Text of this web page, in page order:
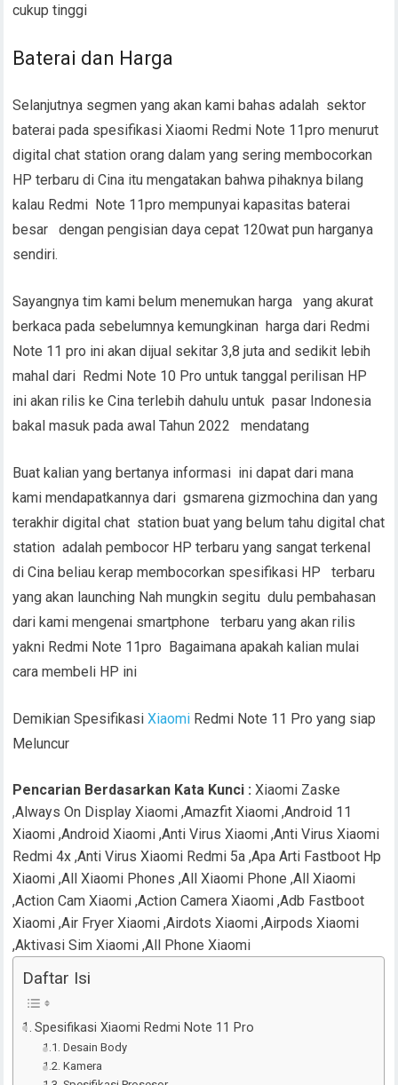
cukup tinggi
Baterai dan Harga
Selanjutnya segmen yang akan kami bahas adalah sektor
baterai pada spesifikasi Xiaomi Redmi Note 11pro menurut
digital chat station orang dalam yang sering membocorkan
HP terbaru di Cina itu mengatakan bahwa pihaknya bilang
kalau Redmi Note 11pro mempunyai kapasitas baterai
besar dengan pengisian daya cepat 120wat pun harganya
sendiri.
Sayangnya tim kami belum menemukan harga yang akurat
berkaca pada sebelumnya kemungkinan harga dari Redmi
Note 11 pro ini akan dijual sekitar 3,8 juta and sedikit lebih
mahal dari Redmi Note 10 Pro untuk tanggal perilisan HP
ini akan rilis ke Cina terlebih dahulu untuk pasar Indonesia
bakal masuk pada awal Tahun 2022 mendatang
Buat kalian yang bertanya informasi ini dapat dari mana
kami mendapatkannya dari gsmarena gizmochina dan yang
terakhir digital chat station buat yang belum tahu digital chat
station adalah pembocor HP terbaru yang sangat terkenal
di Cina beliau kerap membocorkan spesifikasi HP terbaru
yang akan launching Nah mungkin segitu dulu pembahasan
dari kami mengenai smartphone terbaru yang akan rilis
yakni Redmi Note 11pro Bagaimana apakah kalian mulai
cara membeli HP ini
Demikian SpesifikasiXiaomi Redmi Note 11 Pro yang siap
Meluncur
Pencarian Berdasarkan Kata Kunci :Xiaomi Zaske
,Always On Display Xiaomi ,Amazfit Xiaomi ,Android 11
Xiaomi ,Android Xiaomi ,Anti Virus Xiaomi ,Anti Virus Xiaomi
Redmi 4x ,Anti Virus Xiaomi Redmi 5a ,Apa Arti Fastboot Hp
Xiaomi ,All Xiaomi Phones ,All Xiaomi Phone ,All Xiaomi
,Action Cam Xiaomi ,Action Camera Xiaomi ,Adb Fastboot
Xiaomi ,Air Fryer Xiaomi ,Airdots Xiaomi ,Airpods Xiaomi
,Aktivasi Sim Xiaomi ,All Phone Xiaomi
Daftar Isi
Spesifikasi Xiaomi Redmi Note 11 Pro
Desain Body
Kamera